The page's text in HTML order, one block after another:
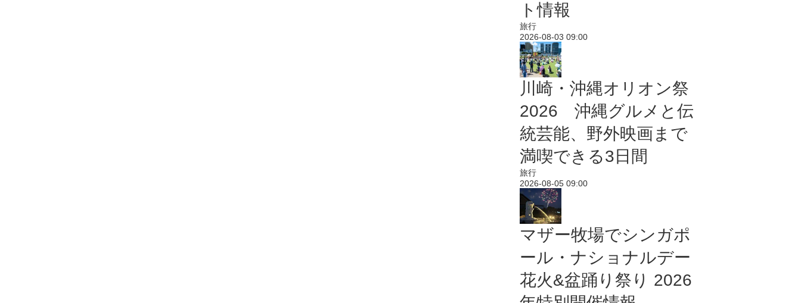
ト情報
旅行
2026-08-03 09:00
川崎・沖縄オリオン祭
2026 沖縄グルメと伝
統芸能、野外映画まで
満喫できる3日間
旅行
2026-08-05 09:00
マザー牧場でシンガポ
ール・ナショナルデー
花火&盆踊り祭り 2026